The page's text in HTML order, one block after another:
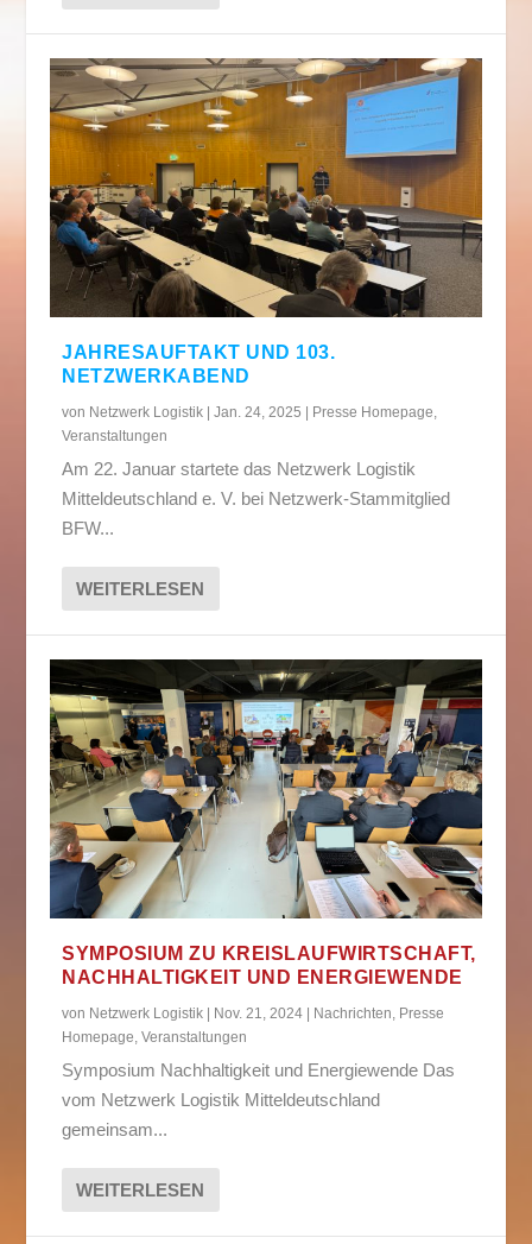
JAHRESAUFTAKT UND 103.
NETZWERKABEND
von Netzwerk Logistik |Jan. 24, 2025 Presse Homepage,
Veranstaltungen
Am 22. Januar startete das Netzwerk Logistik
Mitteldeutschland e. V. bei Netzwerk-Stammitglied
BFW...
WEITERLESEN
SYMPOSIUM ZU KREISLAUFWIRTSCHAFT,
NACHHALTIGKEIT UND ENERGIEWENDE
von Netzwerk Logistik Nov. 21, 2024 Nachrichten, Presse
Homepage,Veranstaltungen
Symposium Nachhaltigkeit und Energiewende Das
vom Netzwerk Logistik Mitteldeutschland
gemeinsam...
WEITERLESEN